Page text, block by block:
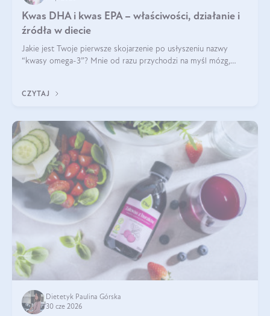
Kwas DHA i kwas EPA – właściwości, działanie i
źródła w diecie
Jakie jest Twoje pierwsze skojarzenie po usłyszeniu nazwy
“kwasy omega-3”? Mnie od razu przychodzi na myśl mózg,
EPA.
CZYTAJ
Dietetyk Paulina Górska
30 cze 2026